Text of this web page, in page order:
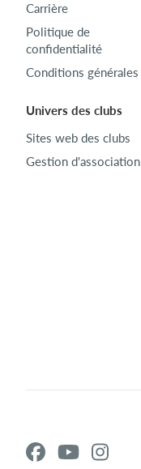
Carrière
Politique de
confidentialité
Conditions générales
Univers des clubs
Sites web des clubs
Gestion d'association